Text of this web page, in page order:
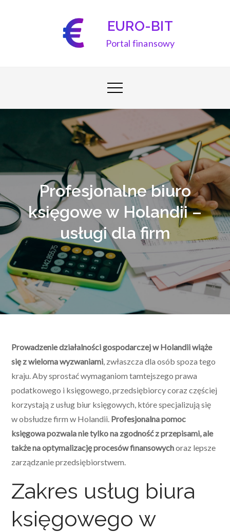
EURO-BIT
Portal finansowy
Profesjonalne biuro
księgowe w Holandii –
usługi dla firm
Prowadzenie działalności gospodarczej w Holandii wiąże
się z wieloma wyzwaniami, zwłaszcza dla osób spoza tego
kraju. Aby sprostać wymaganiom tamtejszego prawa
podatkowego i księgowego, przedsiębiorcy coraz częściej
korzystają z usług biur księgowych, które specjalizują się
w obsłudze firm w Holandii. Profesjonalna pomoc
księgowa pozwala nie tylko na zgodność z przepisami, ale
także na optymalizację procesów finansowychoraz lepsze
zarządzanie przedsiębiorstwem.
Zakres usług biura
księgowego w